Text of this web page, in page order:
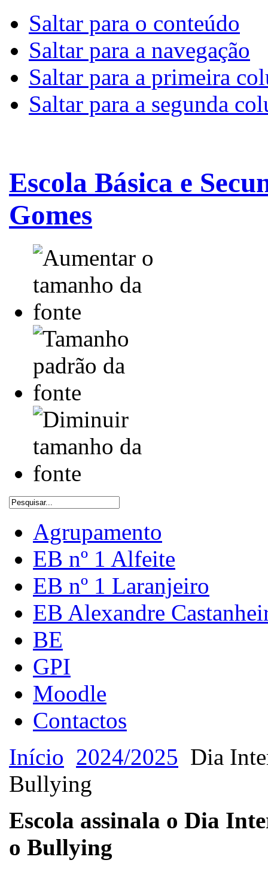
Saltar para o conteúdo
Saltar para a navegação
Saltar para a primeira
Saltar para a segunda
Escola Básica e
Gomes
Agrupamento
EB nº 1 Alfeite
EB nº 1 Laranjeiro
EB Alexandre
BE
GPI
Moodle
Contactos
Início 2024/2025 Dia
Bullying
Escola assinala o Dia
o Bullying